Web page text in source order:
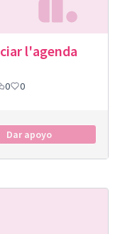
l'agenda
0 0
Dar apoyo